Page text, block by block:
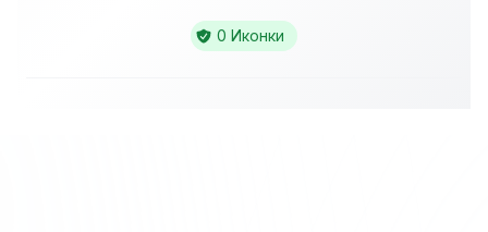
0 Иконки